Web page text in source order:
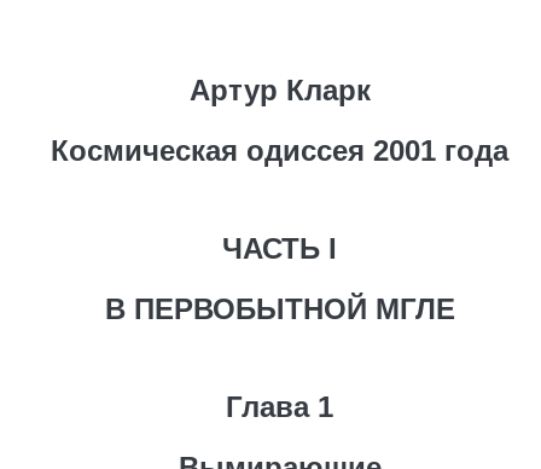
Артур Кларк
Космическая одиссея 2001 года
ЧАСТЬ I
В ПЕРВОБЫТНОЙ МГЛЕ
Глава 1